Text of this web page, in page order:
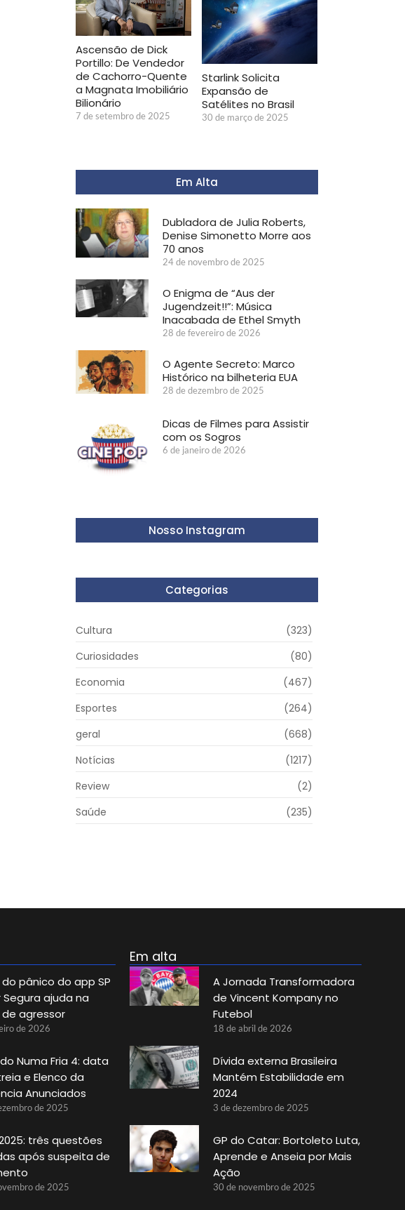
Ascensão de Dick
Portillo: De Vendedor
de Cachorro-Quente
a Magnata Imobiliário
Bilionário
7 de setembro de 2025
Starlink Solicita
Expansão de
Satélites no Brasil
30 de março de 2025
Em Alta
Dubladora de Julia Roberts,
Denise Simonetto Morre aos
70 anos
24 de novembro de 2025
O Enigma de “Aus der
Jugendzeit!!”: Música
Inacabada de Ethel Smyth
28 de fevereiro de 2026
O Agente Secreto: Marco
Histórico na bilheteria EUA
28 de dezembro de 2025
Dicas de Filmes para Assistir
com os Sogros
6 de janeiro de 2026
Nosso Instagram
Categorias
Cultura
(323)
Curiosidades
(80)
Economia
(467)
Esportes
(264)
geral
(668)
Notícias
(1217)
Review
(2)
Saúde
(235)
pânico do app SP
Segura ajuda na
agressor
de 2026
Numa Fria 4: data
e Elenco da
Anunciados
de 2025
três questões
após suspeita de
de 2025
Em alta
A Jornada Transformadora
de Vincent Kompany no
Futebol
18 de abril de 2026
Dívida externa Brasileira
Mantém Estabilidade em
2024
3 de dezembro de 2025
GP do Catar: Bortoleto Luta,
Aprende e Anseia por Mais
Ação
30 de novembro de 2025